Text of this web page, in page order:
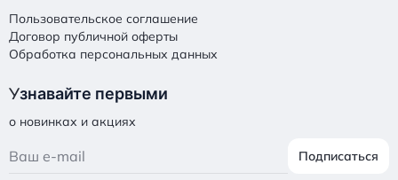
Пользовательское соглашение
Договор публичной оферты
Обработка персональных данных
Узнавайте первыми
о новинках и акциях
Подписаться